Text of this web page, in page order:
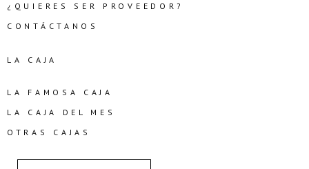
¿QUIERES SER PROVEEDOR?
CONTÁCTANOS
LA CAJA
LA FAMOSA CAJA
LA CAJA DEL MES
OTRAS CAJAS